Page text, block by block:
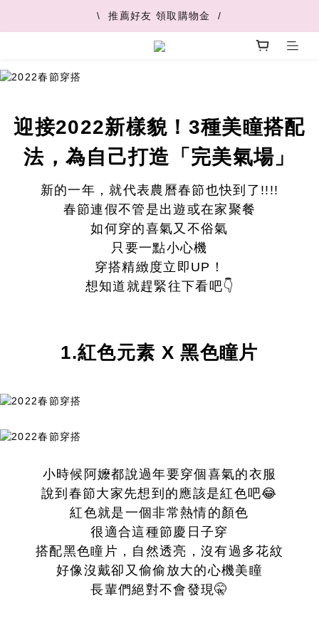
\  V+快速配最快45分鐘到  /
\  推薦好友 領取購物金  /
\  V+快速配最快45分鐘到  /
迎接2022新樣貌！3種美瞳搭配
法，為自己打造「完美氣場」
新的一年，就代表農曆春節也快到了!!!!
春節連假不管是出遊或在家聚餐
如何穿的喜氣又不俗氣
只要一點小心機
穿搭精緻度立即UP！
想知道就趕緊往下看吧👇
1.紅色元素 X 黑色瞳片
小時候阿嬤都說過年要穿個喜氣的衣服
說到春節大家先想到的應該是紅色吧😂
紅色就是一個非常熱情的顏色
很適合這種節慶日子穿
搭配黑色瞳片，自然透亮，沒有過多花紋
好像沒戴卻又偷偷放大的心機美瞳
長輩們絕對不會發現🤫